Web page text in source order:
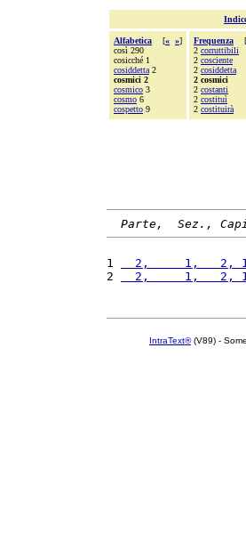
Alfabetica [« »]
così 290
cosicché 1
cosiddetta 2
cosmici 2
cosmico 3
cosmo 6
cospetto 9
Frequenza [
2 corruttibili
2 cosciente
2 cosiddetta
2 cosmici
2 costanti
2 costituì
2 costituirà
Parte,  Sez.,
1
2,     1,   2,
2
2,     1,   2,
IntraText®(V89) -